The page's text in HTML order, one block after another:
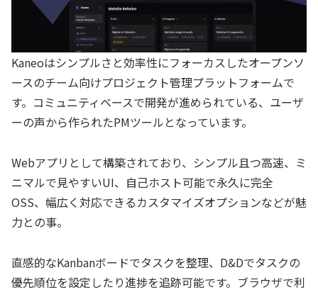
Kaneoはシンプルさと効率性にフォーカスしたオープンソ
ースのチーム向けプロジェクト管理プラットフォームで
す。コミュニティベースで開発が進められている、ユーザ
ーの声から作られたPMツールとなっています。
Webアプリとして構築されており、シンプル且つ高速、ミ
ニマルで見やすいUI、自己ホスト可能で永久に完全
OSS、幅広く対応できるカスタマイズオプションなどが魅
力との事。
直感的なKanbanボードでタスクを整理、D&Dでタスクの
優先順位を設定したり進捗を追跡可能です。ブラウザで利